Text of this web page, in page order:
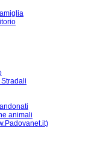
animali